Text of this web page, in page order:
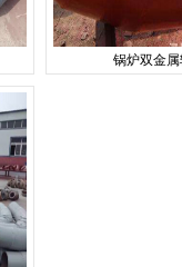
锅炉双金